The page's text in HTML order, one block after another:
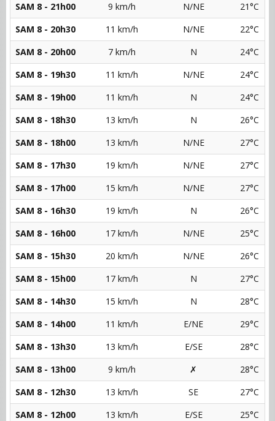
SAM 8 - 21h00
9 km/h N/NE
21°C
SAM 8 - 20h30
11 km/h N/NE
22°C
SAM 8 - 20h00
7 km/h N
24°C
SAM 8 - 19h30
11 km/h N/NE
24°C
SAM 8 - 19h00
11 km/h N
24°C
SAM 8 - 18h30
13 km/h N
26°C
SAM 8 - 18h00
13 km/h N/NE
27°C
SAM 8 - 17h30
19 km/h N/NE
27°C
SAM 8 - 17h00
15 km/h N/NE
27°C
SAM 8 - 16h30
19 km/h N
26°C
SAM 8 - 16h00
17 km/h N/NE
25°C
SAM 8 - 15h30
20 km/h N/NE
26°C
SAM 8 - 15h00
17 km/h N
27°C
SAM 8 - 14h30
15 km/h N
28°C
SAM 8 - 14h00
11 km/h E/NE
29°C
SAM 8 - 13h30
13 km/h E/SE
28°C
SAM 8 - 13h00
9 km/h ✗
28°C
SAM 8 - 12h30
13 km/h SE
27°C
SAM 8 - 12h00
13 km/h E/SE
25°C